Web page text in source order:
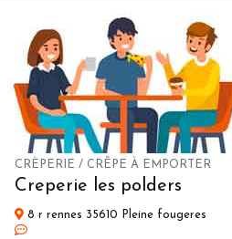
CRÈPERIE / CRÊPE À EMPORTER
Creperie les polders
8 r rennes 35610 Pleine fougeres